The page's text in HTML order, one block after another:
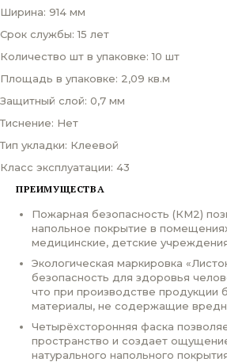
Ширина: 914 мм
Срок службы: 15 лет
Количество шт в упаковке: 10 шт
Площадь в упаковке: 2,09 кв.м
Защитный слой: 0,7 мм
Тиснение: Нет
Тип укладки: Клеевой
Класс эксплуатации: 43
ПРЕИМУЩЕСТВА
Пожарная безопасность (КМ2)
напольное покрытие в
медицинские, детские
Экологическая маркировка
безопасность для здоровья
что при производстве продукции
материалы, не содержащие
Четырёхсторонняя фаска
пространство и создает
натурального напольного